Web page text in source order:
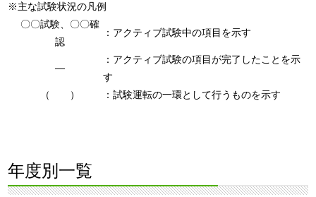
※主な試験状況の凡例
〇〇試験、〇〇確
認
：アクティブ試験中の項目を示す
―
：アクティブ試験の項目が完了したことを示
す
（ ）
：試験運転の一環として行うものを示す
年度別一覧